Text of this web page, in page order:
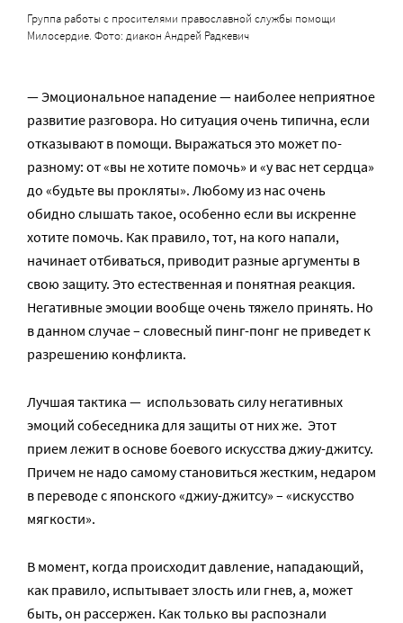
Группа работы с просителями православной службы помощи
Милосердие. Фото: диакон Андрей Радкевич
— Эмоциональное нападение — наиболее неприятное
развитие разговора. Но ситуация очень типична, если
отказывают в помощи. Выражаться это может по-
разному: от «вы не хотите помочь» и «у вас нет сердца»
до «будьте вы прокляты». Любому из нас очень
обидно слышать такое, особенно если вы искренне
хотите помочь. Как правило, тот, на кого напали,
начинает отбиваться, приводит разные аргументы в
свою защиту. Это естественная и понятная реакция.
Негативные эмоции вообще очень тяжело принять. Но
в данном случае – словесный пинг-понг не приведет к
разрешению конфликта.
Лучшая тактика — использовать силу негативных
эмоций собеседника для защиты от них же. Этот
прием лежит в основе боевого искусства джиу-джитсу.
Причем не надо самому становиться жестким, недаром
в переводе с японского «джиу-джитсу» – «искусство
мягкости».
В момент, когда происходит давление, нападающий,
как правило, испытывает злость или гнев, а, может
быть, он рассержен. Как только вы распознали